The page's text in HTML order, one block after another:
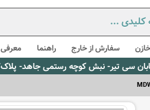
سفارش از خارج راهنما معرفی
- تلفن:02165021256 و 02165021235، پیام رسان بله: 09309563731 ساعت کاری 9 لغایت 16